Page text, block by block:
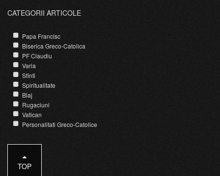
CATEGORII ARTICOLE
Papa Francisc
Biserica Greco-Catolica
PF Claudiu
Varia
Sfinti
Spiritualitate
Blaj
Rugaciuni
Vatican
Personalitati Greco-Catolice
TOP